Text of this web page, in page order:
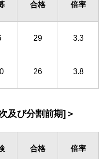
合格 倍率
29 3.3
26 3.8
及び分割前期]＞
合格 倍率